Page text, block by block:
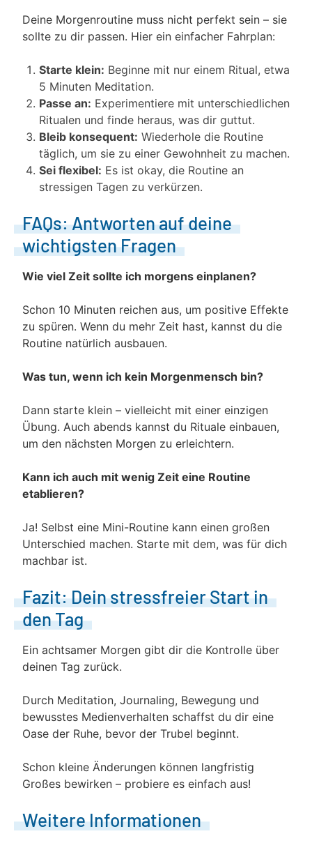
Deine Morgenroutine muss nicht perfekt sein – sie
sollte zu dir passen. Hier ein einfacher Fahrplan:
Starte klein: Beginne mit nur einem Ritual, etwa
5 Minuten Meditation.
Passe an: Experimentiere mit unterschiedlichen
Ritualen und finde heraus, was dir guttut.
Bleib konsequent: Wiederhole die Routine
täglich, um sie zu einer Gewohnheit zu machen.
Sei flexibel: Es ist okay, die Routine an
stressigen Tagen zu verkürzen.
FAQs: Antworten auf deine
wichtigsten Fragen
Wie viel Zeit sollte ich morgens einplanen?
Schon 10 Minuten reichen aus, um positive Effekte
zu spüren. Wenn du mehr Zeit hast, kannst du die
Routine natürlich ausbauen.
Was tun, wenn ich kein Morgenmensch bin?
Dann starte klein – vielleicht mit einer einzigen
Übung. Auch abends kannst du Rituale einbauen,
um den nächsten Morgen zu erleichtern.
Kann ich auch mit wenig Zeit eine Routine
etablieren?
Ja! Selbst eine Mini-Routine kann einen großen
Unterschied machen. Starte mit dem, was für dich
machbar ist.
Fazit: Dein stressfreier Start in
den Tag
Ein achtsamer Morgen gibt dir die Kontrolle über
deinen Tag zurück.
Durch Meditation, Journaling, Bewegung und
bewusstes Medienverhalten schaffst du dir eine
Oase der Ruhe, bevor der Trubel beginnt.
Schon kleine Änderungen können langfristig
Großes bewirken – probiere es einfach aus!
Weitere Informationen